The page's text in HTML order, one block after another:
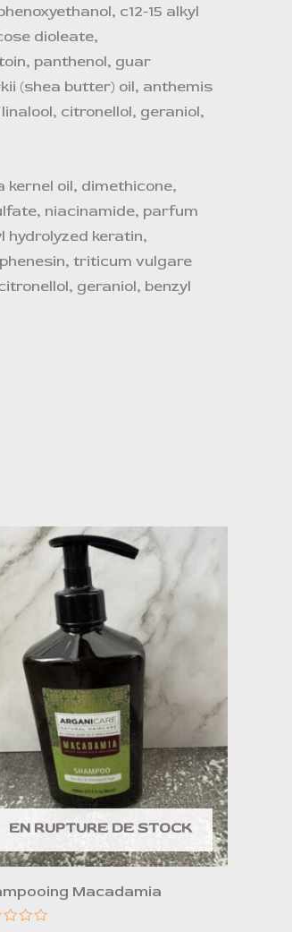
c12-15 alkyl
dioleate,
panthenol, guar
(shea butter) oil, anthemis
citronellol, geraniol,
oil, dimethicone,
niacinamide, parfum
hydrolyzed keratin,
triticum vulgare
geraniol, benzyl
EN RUPTURE DE STOCK
Macadamia